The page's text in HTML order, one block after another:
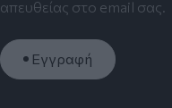
απευθείας στο email σας.
Εγγραφή